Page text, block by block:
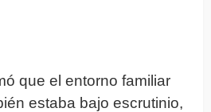
que el entorno familiar
estaba bajo escrutinio,